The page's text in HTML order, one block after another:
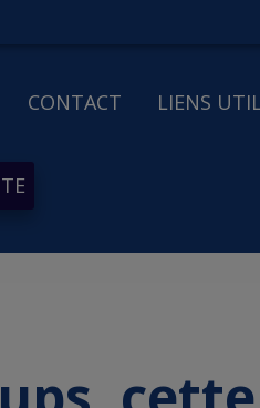
CONTACT LIENS